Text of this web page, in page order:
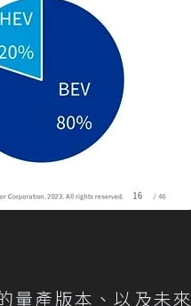
量產版本、以及未來